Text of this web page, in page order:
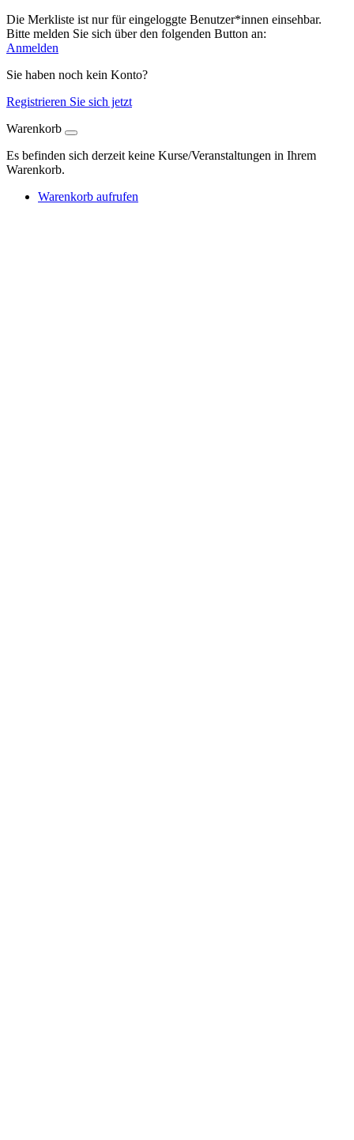
Die Merkliste ist nur für eingeloggte Benutzer*innen einsehbar.
Bitte melden Sie sich über den folgenden Button an:
Anmelden
Sie haben noch kein Konto?
Registrieren Sie sich jetzt
Warenkorb
Es befinden sich derzeit keine Kurse/Veranstaltungen in Ihrem
Warenkorb.
Warenkorb aufrufen